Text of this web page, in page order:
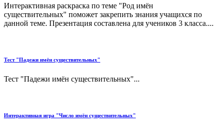
Интерактивная раскраска по теме "Род имён
существительных" поможет закрепить знания учащихся по
данной теме. Презентация составлена для учеников 3 класса....
Тест "Падежи имён существительных"
Тест "Падежи имён существительных"...
Интерактивная игра "Число имён существительных"